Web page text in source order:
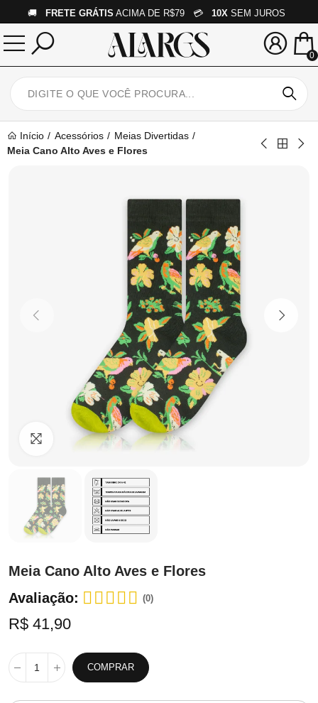
🚚 FRETE GRÁTIS ACIMA DE R$79 💳 10X SEM JUROS
0
Início Acessórios
Meias Divertidas
Meia Cano Alto Aves e Flores
Clique para ampliar
Meia Cano Alto Aves e Flores
Avaliação:
(0)
R$ 41,90
COMPRAR